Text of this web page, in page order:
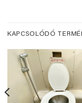
KAPCSOLÓDÓ